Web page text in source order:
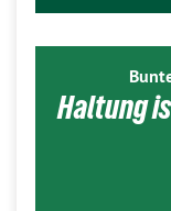
Haltung